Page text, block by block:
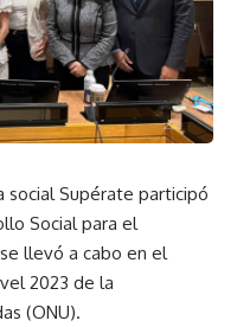
social Supérate participó
Social para el
llevó a cabo en el
2023 de la
(ONU).